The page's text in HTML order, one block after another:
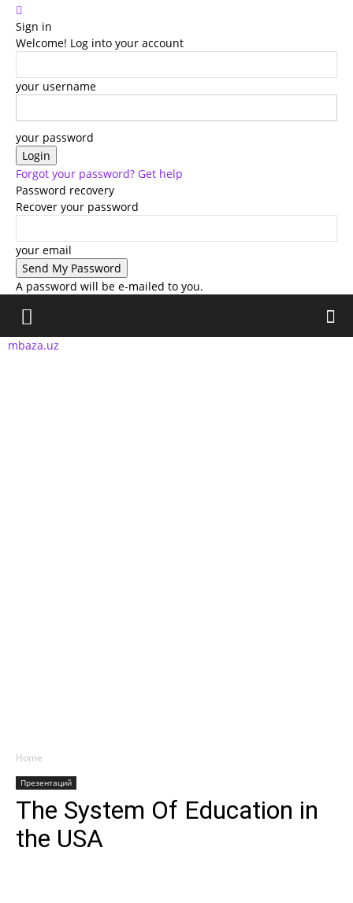
Sign in
Welcome! Log into your account
your username
your password
Forgot your password? Get help
Password recovery
Recover your password
your email
A password will be e-mailed to you.
mbaza.uz
Home
Презентаций
The System Of Education in
the USA